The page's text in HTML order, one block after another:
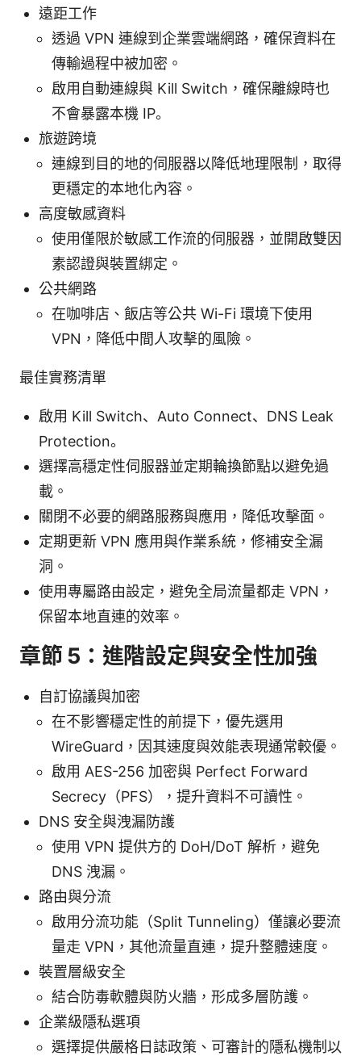
遠距工作
透過 VPN 連線到企業雲端網路，確保資料在
傳輸過程中被加密。
啟用自動連線與 Kill Switch，確保離線時也
不會暴露本機 IP。
旅遊跨境
連線到目的地的伺服器以降低地理限制，取得
更穩定的本地化內容。
高度敏感資料
使用僅限於敏感工作流的伺服器，並開啟雙因
素認證與裝置綁定。
公共網路
在咖啡店、飯店等公共 Wi-Fi 環境下使用
VPN，降低中間人攻擊的風險。
最佳實務清單
啟用 Kill Switch、Auto Connect、DNS Leak
Protection。
選擇高穩定性伺服器並定期輪換節點以避免過
載。
關閉不必要的網路服務與應用，降低攻擊面。
定期更新 VPN 應用與作業系統，修補安全漏
洞。
使用專屬路由設定，避免全局流量都走 VPN，
保留本地直連的效率。
章節 5：進階設定與安全性加強
自訂協議與加密
在不影響穩定性的前提下，優先選用
WireGuard，因其速度與效能表現通常較優。
啟用 AES-256 加密與 Perfect Forward
Secrecy（PFS），提升資料不可讀性。
DNS 安全與洩漏防護
使用 VPN 提供方的 DoH/DoT 解析，避免
DNS 洩漏。
路由與分流
啟用分流功能（Split Tunneling）僅讓必要流
量走 VPN，其他流量直連，提升整體速度。
裝置層級安全
結合防毒軟體與防火牆，形成多層防護。
企業級隱私選項
選擇提供嚴格日誌政策、可審計的隱私機制以